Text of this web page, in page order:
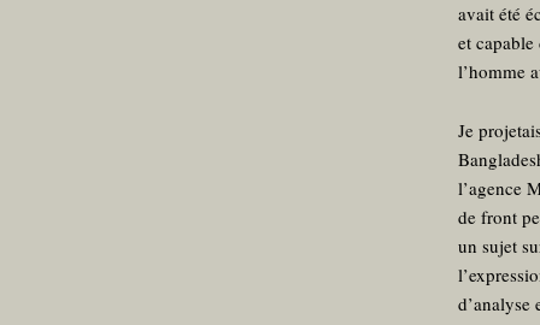
avait été
et capable
l’homme
Je
l’agence
de front
un sujet
d’analyse